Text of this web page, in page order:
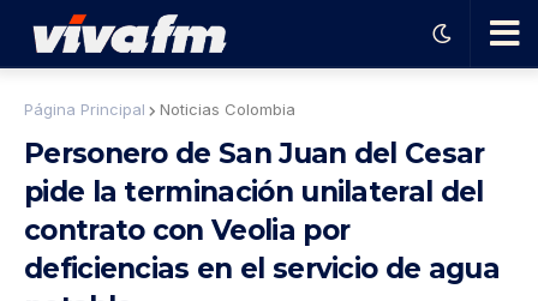
Ha
Página Principal Noticias Colombia
Personero de San Juan del Cesar
pide la terminación unilateral del
contrato con Veolia por
deficiencias en el servicio de agua